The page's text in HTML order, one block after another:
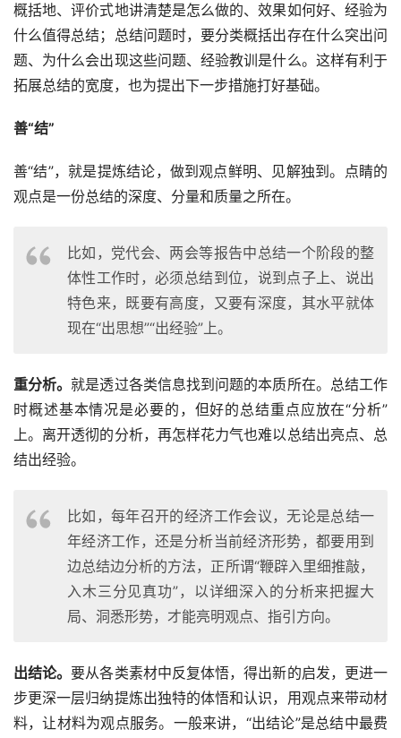
概括地、评价式地讲清楚是怎么做的、效果如何好、经验为
什么值得总结；总结问题时，要分类概括出存在什么突出问
题、为什么会出现这些问题、经验教训是什么。这样有利于
拓展总结的宽度，也为提出下一步措施打好基础。
善“结”
善“结”，就是提炼结论，做到观点鲜明、见解独到。点睛的
观点是一份总结的深度、分量和质量之所在。
比如，党代会、两会等报告中总结一个阶段的整
体性工作时，必须总结到位，说到点子上、说出
特色来，既要有高度，又要有深度，其水平就体
现在“出思想”“出经验”上。
重分析。就是透过各类信息找到问题的本质所在。总结工作
时概述基本情况是必要的，但好的总结重点应放在“分析”
上。离开透彻的分析，再怎样花力气也难以总结出亮点、总
结出经验。
比如，每年召开的经济工作会议，无论是总结一
年经济工作，还是分析当前经济形势，都要用到
边总结边分析的方法，正所谓“鞭辟入里细推敲，
入木三分见真功”，以详细深入的分析来把握大
局、洞悉形势，才能亮明观点、指引方向。
出结论。要从各类素材中反复体悟，得出新的启发，更进一
步更深一层归纳提炼出独特的体悟和认识，用观点来带动材
料，让材料为观点服务。一般来讲，“出结论”是总结中最费